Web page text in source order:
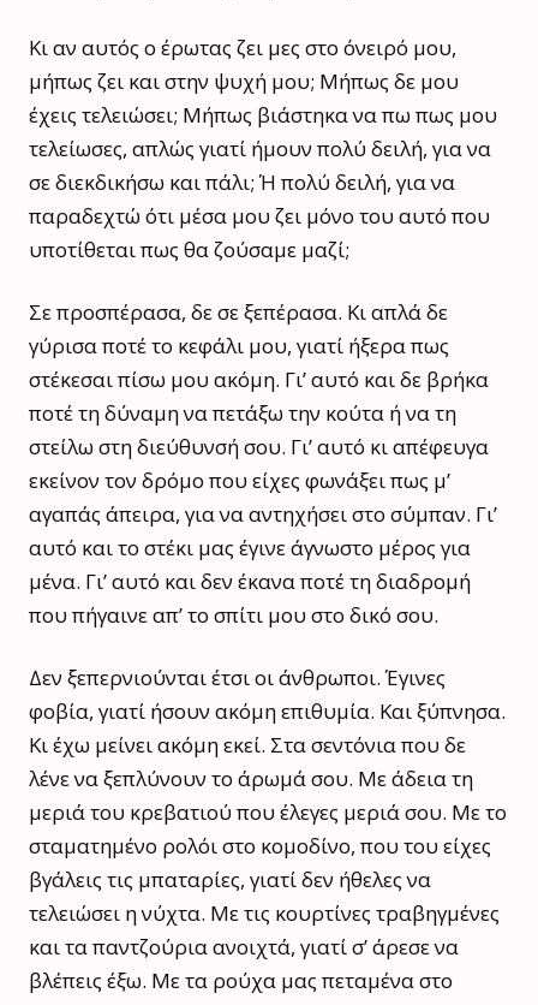
Κι αν αυτός ο έρωτας ζει μες στο όνειρό μου,
μήπως ζει και στην ψυχή μου; Μήπως δε μου
έχεις τελειώσει; Μήπως βιάστηκα να πω πως μου
τελείωσες, απλώς γιατί ήμουν πολύ δειλή, για να
σε διεκδικήσω και πάλι; Ή πολύ δειλή, για να
παραδεχτώ ότι μέσα μου ζει μόνο του αυτό που
υποτίθεται πως θα ζούσαμε μαζί;
Σε προσπέρασα, δε σε ξεπέρασα. Κι απλά δε
γύρισα ποτέ το κεφάλι μου, γιατί ήξερα πως
στέκεσαι πίσω μου ακόμη. Γι’ αυτό και δε βρήκα
ποτέ τη δύναμη να πετάξω την κούτα ή να τη
στείλω στη διεύθυνσή σου. Γι’ αυτό κι απέφευγα
εκείνον τον δρόμο που είχες φωνάξει πως μ’
αγαπάς άπειρα, για να αντηχήσει στο σύμπαν. Γι’
αυτό και το στέκι μας έγινε άγνωστο μέρος για
μένα. Γι’ αυτό και δεν έκανα ποτέ τη διαδρομή
που πήγαινε απ’ το σπίτι μου στο δικό σου.
Δεν ξεπερνιούνται έτσι οι άνθρωποι. Έγινες
φοβία, γιατί ήσουν ακόμη επιθυμία. Και ξύπνησα.
Κι έχω μείνει ακόμη εκεί. Στα σεντόνια που δε
λένε να ξεπλύνουν το άρωμά σου. Με άδεια τη
μεριά του κρεβατιού που έλεγες μεριά σου. Με το
σταματημένο ρολόι στο κομοδίνο, που του είχες
βγάλεις τις μπαταρίες, γιατί δεν ήθελες να
τελειώσει η νύχτα. Με τις κουρτίνες τραβηγμένες
και τα παντζούρια ανοιχτά, γιατί σ’ άρεσε να
βλέπεις έξω. Με τα ρούχα μας πεταμένα στο